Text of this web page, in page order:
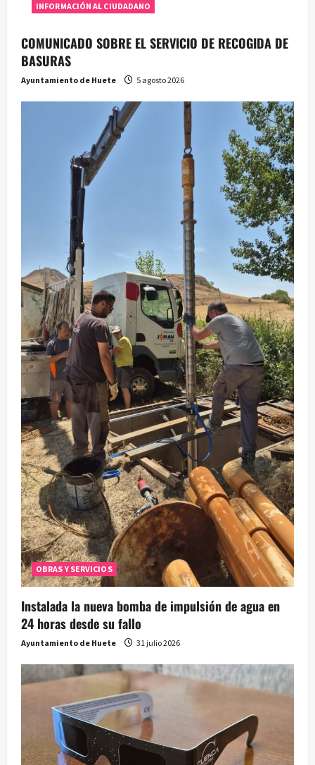
INFORMACIÓN AL CIUDADANO
COMUNICADO SOBRE EL SERVICIO DE RECOGIDA DE
BASURAS
Ayuntamiento de Huete 5 agosto 2026
OBRAS Y SERVICIOS
Instalada la nueva bomba de impulsión de agua en
24 horas desde su fallo
Ayuntamiento de Huete 31 julio 2026